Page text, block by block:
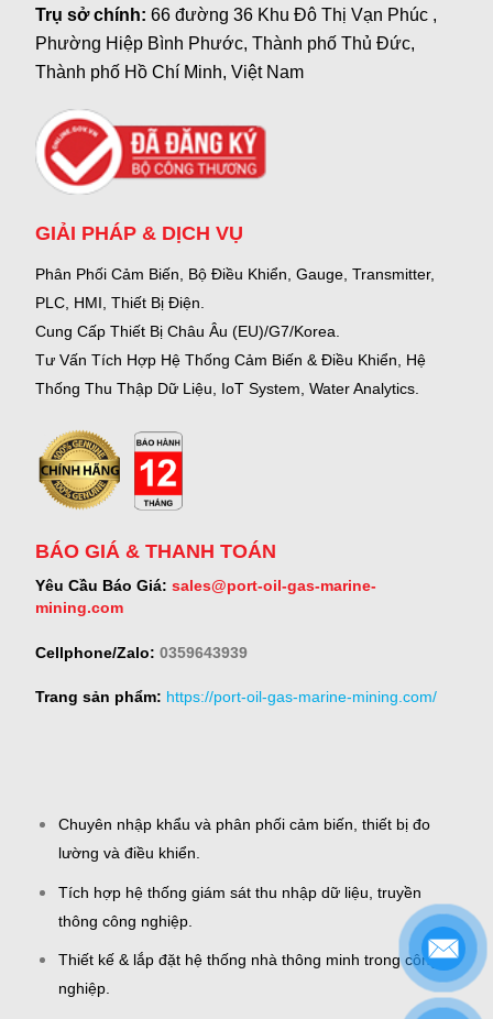
Trụ sở chính:66 đường 36 Khu Đô Thị Vạn Phúc ,
Phường Hiệp Bình Phước, Thành phố Thủ Đức,
Thành phố Hồ Chí Minh, Việt Nam
GIẢI PHÁP & DỊCH VỤ
Phân Phối Cảm Biến, Bộ Điều Khiển, Gauge, Transmitter,
PLC, HMI, Thiết Bị Điện.
Cung Cấp Thiết Bị Châu Âu (EU)/G7/Korea.
Tư Vấn Tích Hợp Hệ Thống Cảm Biến & Điều Khiển, Hệ
Thống Thu Thập Dữ Liệu, IoT System, Water Analytics.
BÁO GIÁ & THANH TOÁN
Yêu Cầu Báo Giá: sales@port-oil-gas-marine-
mining.com
Cellphone/Zalo: 0359643939
Trang sản phẩm: https://port-oil-gas-marine-mining.com/
Chuyên nhập khẩu và phân phối cảm biến, thiết bị đo
lường và điều khiển.
Tích hợp hệ thống giám sát thu nhập dữ liệu, truyền
thông công nghiệp.
Thiết kế & lắp đặt hệ thống nhà thông minh trong công
nghiệp.